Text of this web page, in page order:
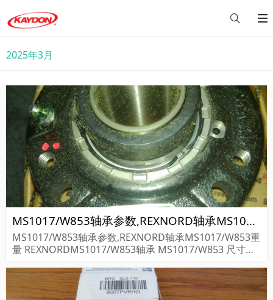
2025年3月
MS1017/W853轴承参数,REXNORD轴承MS1017/W853重量
MS1017/W853轴承参数,REXNORD轴承MS1017/W853重
量 REXNORDMS1017/W853轴承 MS1017/W853 尺寸参
D轴承MS1017...